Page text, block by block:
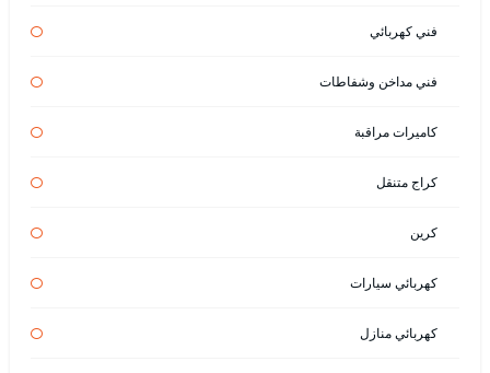
فني كهربائي
فني مداخن وشفاطات
كاميرات مراقبة
كراج متنقل
كرين
كهربائي سيارات
كهربائي منازل